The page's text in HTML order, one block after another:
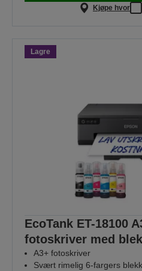
Kjøpe hvor
Lagre
EcoTank ET-18100
fotoskriver med
A3+ fotoskriver
Svært rimelig 6-fargers